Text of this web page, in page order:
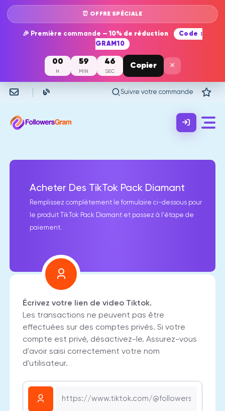
⏰ OFFRE SPÉCIALE
🎉 Première commande — 10% de réduction
Code :
GRAM10
00
H
59
MIN
46
SEC
Copier ×
Suivre votre commande
Acheter Des TikTok Pack Diamant
Remplissez complètement le formulaire ci-dessous pour
le produit TikTok Pack Diamant et passez à l'étape de
paiement.
Écrivez votre lien de video Tiktok.
Les transactions ne peuvent pas être
effectuées sur des comptes privés. Si votre
compte est privé, désactivez-le. Assurez-vous
d'avoir saisi correctement votre nom
d'utilisateur.